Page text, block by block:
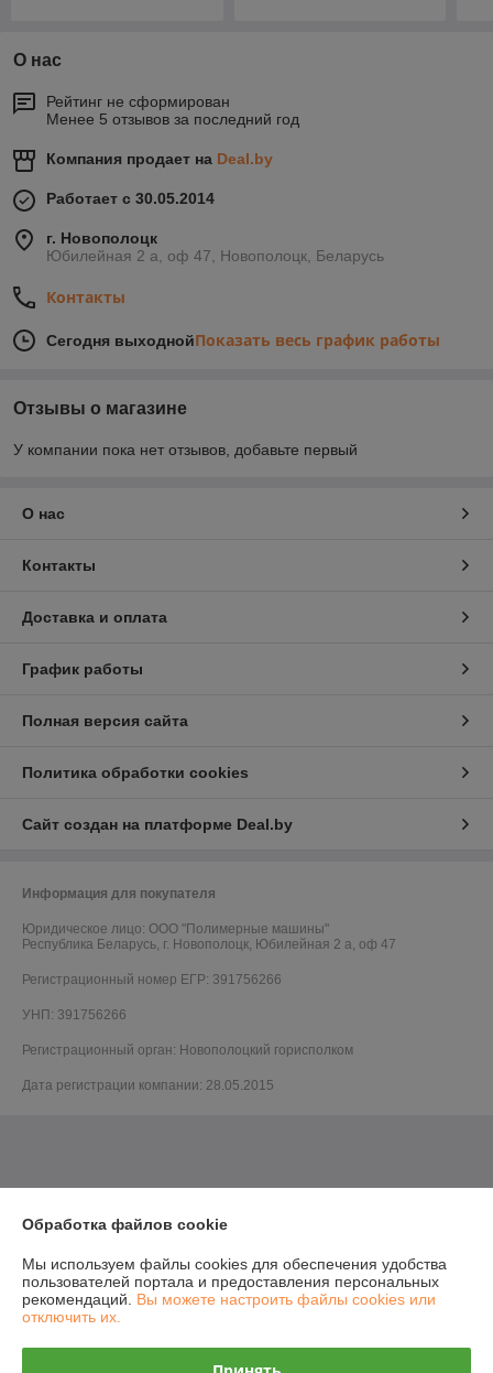
О нас
Рейтинг не сформирован
Менее 5 отзывов за последний год
Компания продает на Deal.by
Работает с 30.05.2014
г. Новополоцк
Юбилейная 2 а, оф 47, Новополоцк, Беларусь
Контакты
Сегодня выходнойПоказать весь график работы
Отзывы о магазине
У компании пока нет отзывов, добавьте первый
О нас
Контакты
Доставка и оплата
График работы
Полная версия сайта
Политика обработки cookies
Сайт создан на платформе Deal.by
Информация для покупателя
Юридическое лицо: ООО "Полимерные машины"
Республика Беларусь, г. Новополоцк, Юбилейная 2 а, оф 47
Регистрационный номер ЕГР: 391756266
УНП: 391756266
Регистрационный орган: Новополоцкий горисполком
Дата регистрации компании: 28.05.2015
Обработка файлов cookie
Мы используем файлы cookies для обеспечения удобства
пользователей портала и предоставления персональных
рекомендаций. Вы можете настроить файлы cookies или
отключить их.